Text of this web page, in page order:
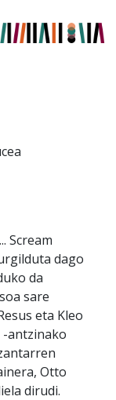
Scream
dago
da
sare
eta Kleo
antzinako
Otto
dirudi.